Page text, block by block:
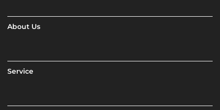
About Us
Service